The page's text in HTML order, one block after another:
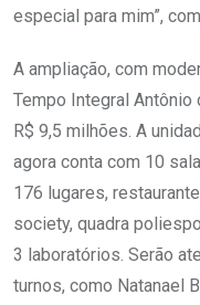
especial para mim”,
A ampliação, com
Tempo Integral
R$ 9,5 milhões. A
agora conta com 10
176 lugares,
society, quadra
3 laboratórios. Serão
turnos, como Natanael